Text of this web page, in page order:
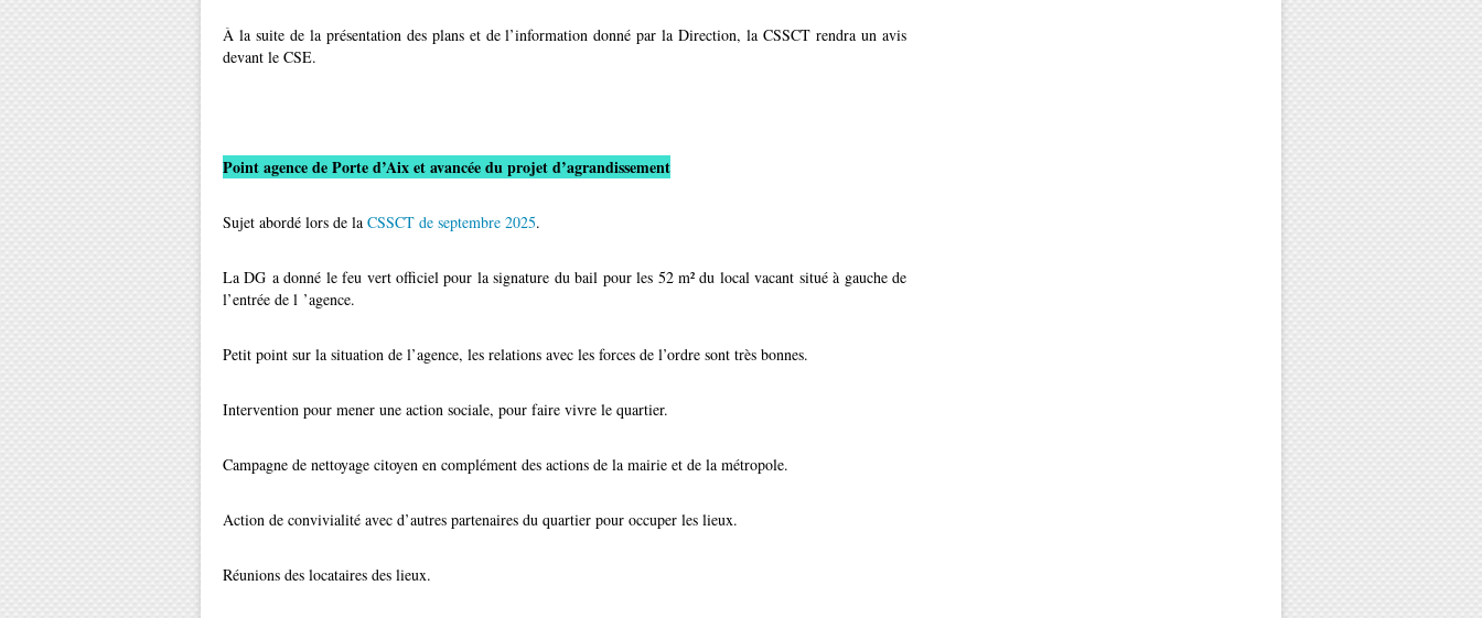
À la suite de la présentation des plans et de l’information donné par la Direction, la CSSCT rendra un avis
devant le CSE.
Point agence de Porte d’Aix et avancée du projet d’agrandissement
Sujet abordé lors de la CSSCT de septembre 2025.
La DG a donné le feu vert officiel pour la signature du bail pour les 52 m² du local vacant situé à gauche de
l’entrée de l ’agence.
Petit point sur la situation de l’agence, les relations avec les forces de l’ordre sont très bonnes.
Intervention pour mener une action sociale, pour faire vivre le quartier.
Campagne de nettoyage citoyen en complément des actions de la mairie et de la métropole.
Action de convivialité avec d’autres partenaires du quartier pour occuper les lieux.
Réunions des locataires des lieux.